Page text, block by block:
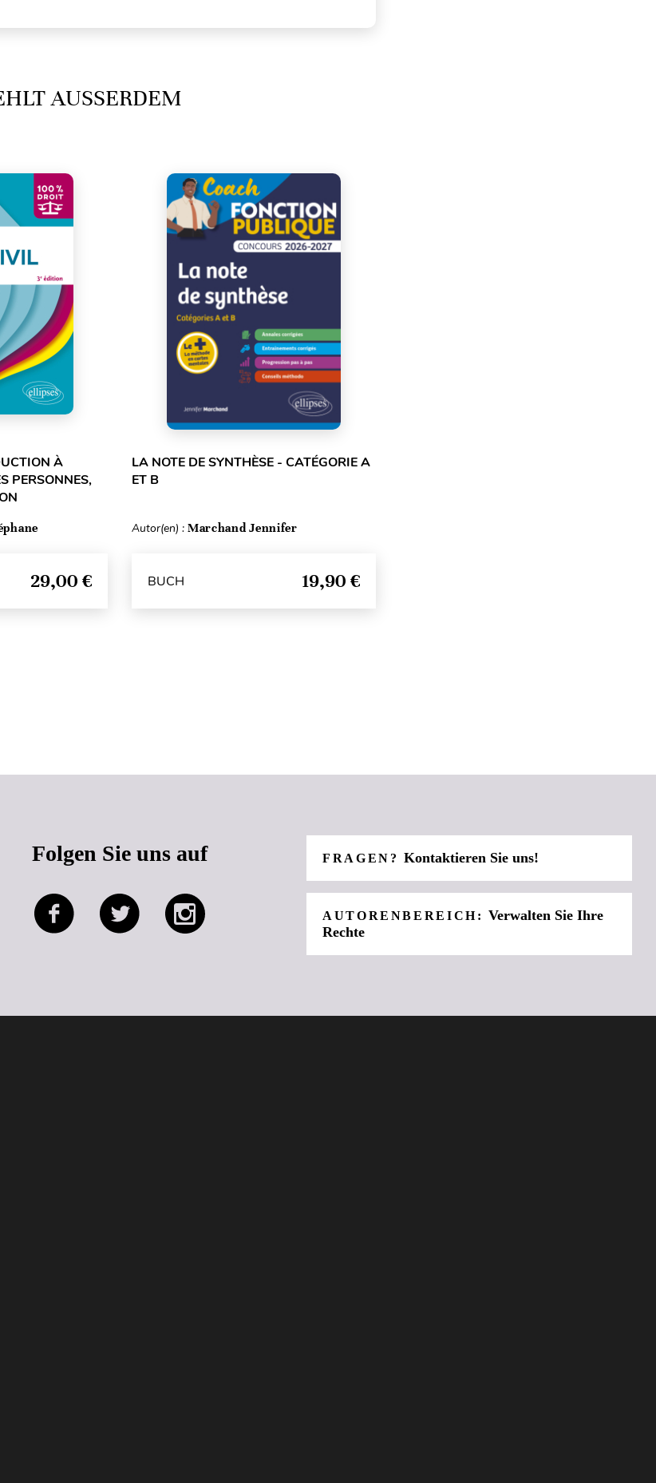
AUSSERDEM
À
PERSONNES,
29,00 €
LA NOTE DE SYNTHÈSE - CATÉGORIE A
ET B
Autor(en) : Marchand Jennifer
BUCH 19,90 €
Folgen Sie uns auf FRAGEN?Kontaktieren Sie uns!
AUTORENBEREICH:Verwalten Sie Ihre
Rechte